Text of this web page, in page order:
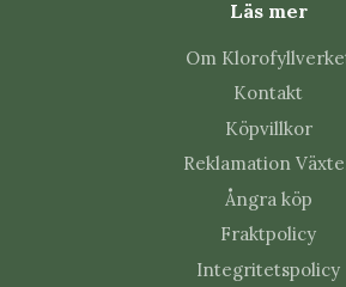
Använd handskar vid
Skölj hud och ögon direkt om
Vanliga skadedjur
Euphorbia kan drabbas av ullöss,
spinnkvalster. Kontrollera
nya skott regelbundet.
Läs mer
Om
Kontakt
Köpvillkor
Reklamation
Ångra köp
Fraktpolicy
Integritetspolicy